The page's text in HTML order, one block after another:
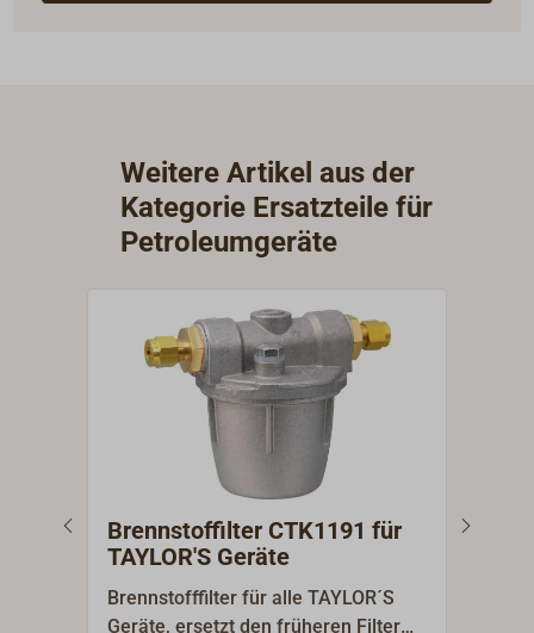
Weitere Artikel aus der
Kategorie Ersatzteile für
Petroleumgeräte
Brennstoffilter CTK1191 für
TAYLOR'S Geräte
Brennstofffilter für alle TAYLOR´S
Geräte, ersetzt den früheren Filter